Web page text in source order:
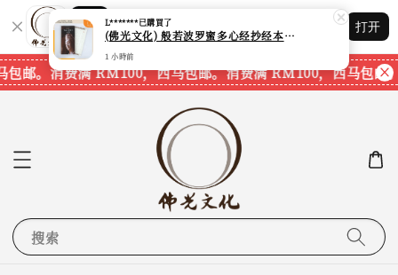
Shopping: 追踪您的订单
您信赖的商店
打开
邮。 消费满 RM100，西马包邮。消费满 RM100，西马包邮。
搜索
L*******已購買了
(佛光文化) 般若波罗蜜多心经抄经本 Prajna Paramita Heart Sutra (30pcs/pack) 现货速发
1 小時前